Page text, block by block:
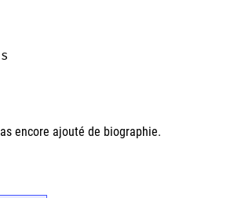
encore ajouté de biographie.